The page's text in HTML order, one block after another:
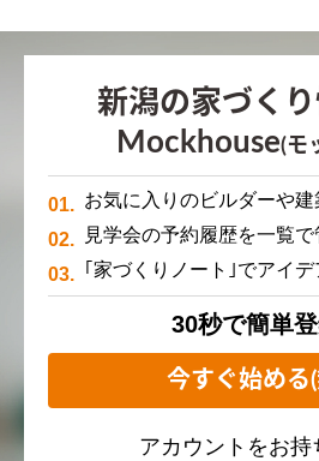
新潟の家づく
Mockhouse(モ
お気に入りのビルダーや
見学会の予約履歴を一覧で
｢家づくりノート｣でアイ
30秒で簡単登
今すぐ始める
アカウントをお持